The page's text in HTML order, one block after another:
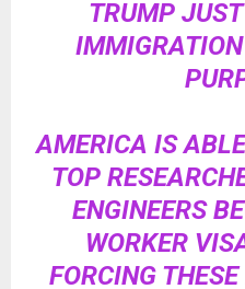
TRUMP
AMERICA IS
TOP
ENGINEERS
WORKER
FORCING